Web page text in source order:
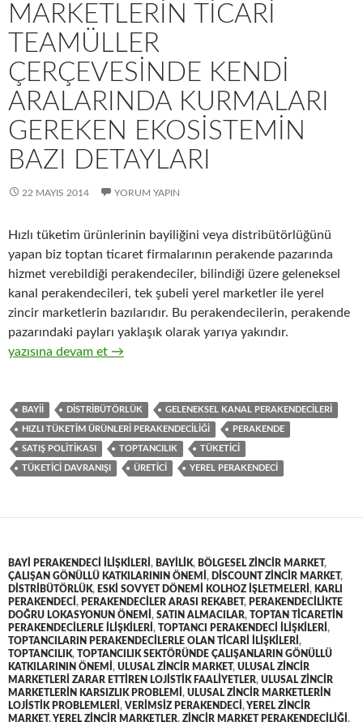
MARKETLERIN TICARI
TEAMÜLLER
ÇERÇEVESINDE KENDI
ARALARINDA KURMALARI
GEREKEN EKOSISTEMIN
BAZI DETAYLARI
22 MAYIS 2014 YORUM YAPIN
Hızlı tüketim ürünlerinin bayiliğini veya distribütörlüğünü
yapan biz toptan ticaret firmalarının perakende pazarında
hizmet verebildiği perakendeciler, bilindiği üzere geleneksel
kanal perakendecileri, tek şubeli yerel marketler ile yerel
zincir marketlerin bazılarıdır. Bu perakendecilerin, perakende
pazarındaki payları yaklaşık olarak yarıya yakındır.
15-Üreticiler ve distribütörleri ile geleneksel kanal
yazısına devam et →
BAYII DISTRIBÜTÖRLÜK GELENEKSEL KANAL PERAKENDECILERI
HIZLI TÜKETIM ÜRÜNLERI PERAKENDECILIĞI PERAKENDE
SATIŞ POLITIKASI TOPTANCILIK TÜKETICI
TÜKETICI DAVRANIŞI ÜRETICI YEREL PERAKENDECI
BAYI PERAKENDECI ILIŞKILERI , BAYILIK, BÖLGESEL ZINCIR MARKET,
ÇALIŞAN GÖNÜLLÜ KATKILARININ ÖNEMI , DISCOUNT ZINCIR MARKET,
DISTRIBÜTÖRLÜK, ESKI SOVYET DÖNEMI KOLHOZ IŞLETMELERI , KARLI
PERAKENDECI , PERAKENDECILER ARASI REKABET, PERAKENDECILIKTE
DOĞRU LOKASYONUN ÖNEMI , SATIN ALMACILAR, TOPTAN TICARETIN
PERAKENDECILERLE ILIŞKILERI , TOPTANCI PERAKENDECI ILIŞKILERI ,
TOPTANCILARIN PERAKENDECILERLE OLAN TICARI ILIŞKILERI ,
TOPTANCILIK, TOPTANCILIK SEKTÖRÜNDE ÇALIŞANLARIN GÖNÜLLÜ
KATKILARININ ÖNEMI , ULUSAL ZINCIR MARKET, ULUSAL ZINCIR
MARKETLERI ZARAR ETTIREN LOJISTIK FAALIYETLER, ULUSAL ZINCIR
MARKETLERIN KARSIZLIK PROBLEMI , ULUSAL ZINCIR MARKETLERIN
LOJISTIK PROBLEMLERI , VERIMSIZ PERAKENDECI ,YEREL ZINCIR
MARKET,YEREL ZINCIR MARKETLER, ZINCIR MARKET PERAKENDECILIĞI ,